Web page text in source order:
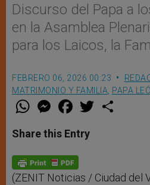
Discurso del Papa a
en la Asamblea
para los Laicos, la
FEBRERO 06, 2026 00:23
MATRIMONIO Y FAMILIA
PAPA
W
t
s
p
p
M
e
s
e
g
e
r
F
a
e
b
o
k
w
Share this Entry
(ZENIT Noticias / Ciudad del